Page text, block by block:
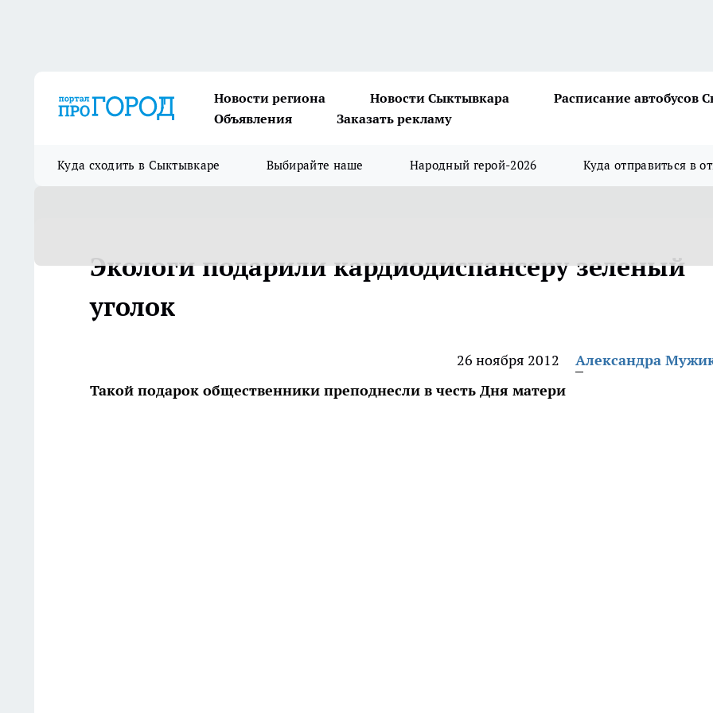
Новости региона Новости Сыктывкара
Расписание автобусов
Объявления
Заказать рекламу
Куда сходить в Сыктывкаре Выбирайте наше Народный герой-2026 Куда отправиться в
Экологи подарили кардиодиспансеру зеленый
уголок
26 ноября 2012
Александра
Такой подарок общественники преподнесли в честь Дня матери